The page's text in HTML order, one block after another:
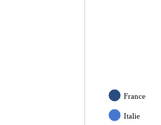
France
Italie